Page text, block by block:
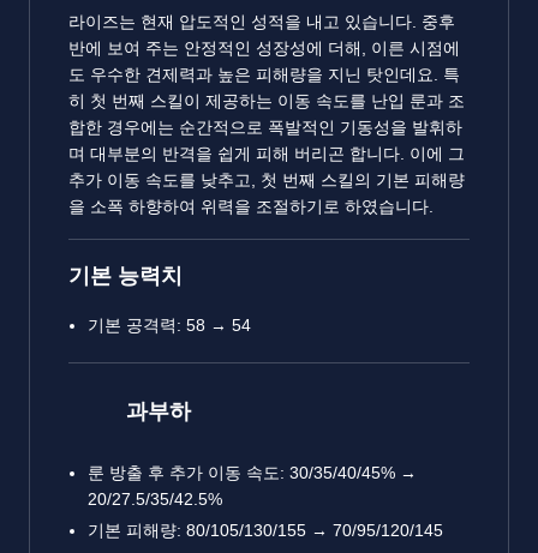
라이즈는 현재 압도적인 성적을 내고 있습니다. 중후
반에 보여 주는 안정적인 성장성에 더해, 이른 시점에
도 우수한 견제력과 높은 피해량을 지닌 탓인데요. 특
히 첫 번째 스킬이 제공하는 이동 속도를 난입 룬과 조
합한 경우에는 순간적으로 폭발적인 기동성을 발휘하
며 대부분의 반격을 쉽게 피해 버리곤 합니다. 이에 그
추가 이동 속도를 낮추고, 첫 번째 스킬의 기본 피해량
을 소폭 하향하여 위력을 조절하기로 하였습니다.
기본 능력치
기본 공격력: 58 → 54
과부하
룬 방출 후 추가 이동 속도: 30/35/40/45% →
20/27.5/35/42.5%
기본 피해량: 80/105/130/155 → 70/95/120/145